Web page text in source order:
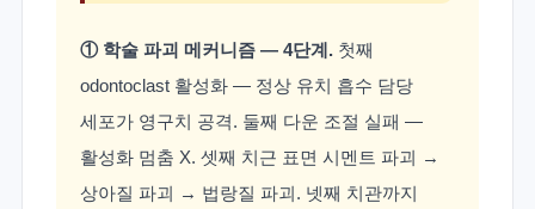
① 학술 파괴 메커니즘 — 4단계.첫째
odontoclast 활성화 — 정상 유치 흡수 담당
세포가 영구치 공격. 둘째 다운 조절 실패 —
활성화 멈춤 X. 셋째 치근 표면 시멘트 파괴 →
상아질 파괴 → 법랑질 파괴. 넷째 치관까지